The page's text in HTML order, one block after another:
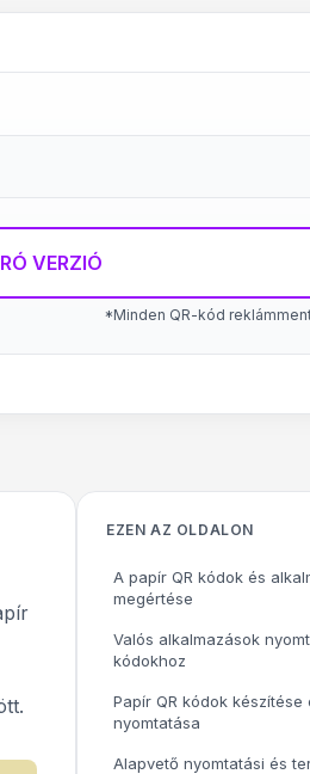
VERZIÓ
*Minden QR-kód
EZEN AZ OLDALON
A papír QR kódok és
megértése
Valós alkalmazások
kódokhoz
Papír QR kódok készítése
nyomtatása
Alapvető nyomtatási és